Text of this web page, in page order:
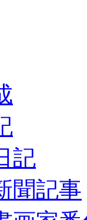
記
聞記事